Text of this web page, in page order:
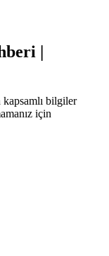
|
bilgiler
için